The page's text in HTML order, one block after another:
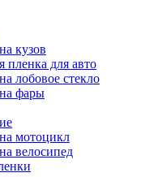
кузов
пленка для авто
лобовое стекло
фары
мотоцикл
велосипед